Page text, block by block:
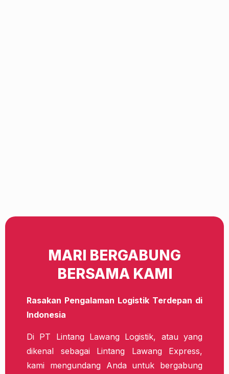
MARI BERGABUNG
BERSAMA KAMI
Rasakan Pengalaman Logistik Terdepan di
Indonesia
Di PT Lintang Lawang Logistik, atau yang
dikenal sebagai Lintang Lawang Express,
kami mengundang Anda untuk bergabung